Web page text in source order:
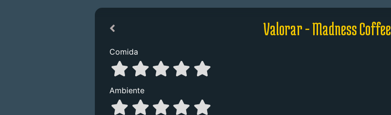
Valorar - Madness Coffee
Comida
Ambiente